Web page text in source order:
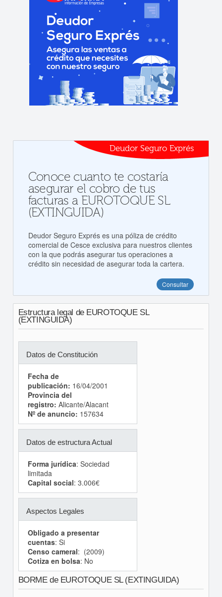
Deudor Seguro Exprés
Conoce cuanto te costaría
asegurar el cobro de tus
facturas a EUROTOQUE SL
(EXTINGUIDA)
Deudor Seguro Exprés es una póliza de crédito
comercial de Cesce exclusiva para nuestros clientes
con la que podrás asegurar tus operaciones a
crédito sin necesidad de asegurar toda la cartera.
Consultar
Estructura legal de EUROTOQUE SL
(EXTINGUIDA)
Datos de Constitución
Fecha de
publicación: 16/04/2001
Provincia del
registro: Alicante/Alacant
Nº de anuncio: 157634
Datos de estructura Actual
Forma jurídica: Sociedad
limitada
Capital social: 3.006€
Aspectos Legales
Obligado a presentar
cuentas: Si
Censo cameral: (2009)
Cotiza en bolsa: No
BORME de EUROTOQUE SL (EXTINGUIDA)